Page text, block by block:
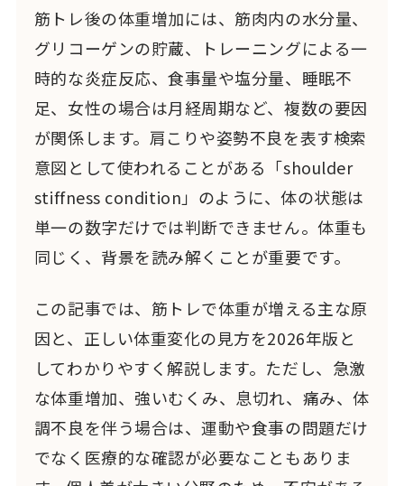
筋トレ後の体重増加には、筋肉内の水分量、
グリコーゲンの貯蔵、トレーニングによる一
時的な炎症反応、食事量や塩分量、睡眠不
足、女性の場合は月経周期など、複数の要因
が関係します。肩こりや姿勢不良を表す検索
意図として使われることがある「shoulder
stiffness condition」のように、体の状態は
単一の数字だけでは判断できません。体重も
同じく、背景を読み解くことが重要です。
この記事では、筋トレで体重が増える主な原
因と、正しい体重変化の見方を2026年版と
してわかりやすく解説します。ただし、急激
な体重増加、強いむくみ、息切れ、痛み、体
調不良を伴う場合は、運動や食事の問題だけ
でなく医療的な確認が必要なこともありま